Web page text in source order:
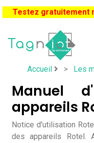
Testez gratuitement
Accueil > Les
Manuel
appareils
Notice d'utilisation
des appareils Rotel.